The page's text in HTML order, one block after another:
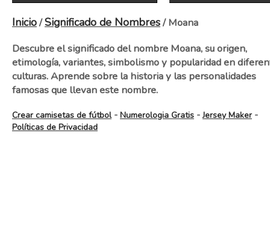
Inicio/Significado de Nombres/ Moana
Descubre el significado del nombre Moana, su origen,
etimología, variantes, simbolismo y popularidad en
culturas. Aprende sobre la historia y las personalidades
famosas que llevan este nombre.
Crear camisetas de fútbol- Numerologia Gratis -Jersey Maker-
Políticas de Privacidad